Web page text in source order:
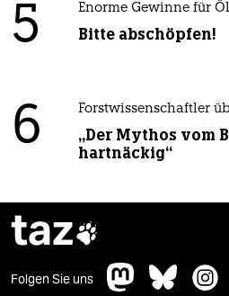
5 Enorme Gewinne für
Bitte abschöpfen!
6 Forstwissenschaftler
„Der Mythos vom
hartnäckig“
taz
Folgen Sie uns